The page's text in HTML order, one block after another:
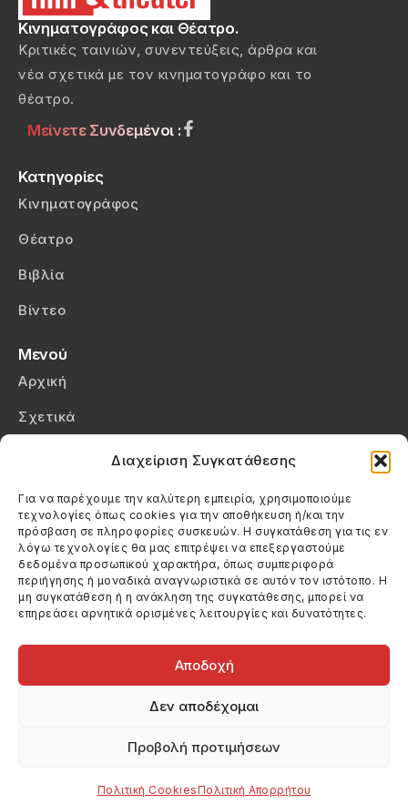
Διαχείριση Συγκατάθεσης
Για να παρέχουμε την καλύτερη εμπειρία, χρησιμοποιούμε
τεχνολογίες όπως cookies για την αποθήκευση ή/και την
πρόσβαση σε πληροφορίες συσκευών. Η συγκατάθεση για τις εν
λόγω τεχνολογίες θα μας επιτρέψει να επεξεργαστούμε
δεδομένα προσωπικού χαρακτήρα, όπως συμπεριφορά
περιήγησης ή μοναδικά αναγνωριστικά σε αυτόν τον ιστότοπο. Η
μη συγκατάθεση ή η ανάκληση της συγκατάθεσης, μπορεί να
επηρεάσει αρνητικά ορισμένες λειτουργίες και δυνατότητες.
Αποδοχή
Δεν αποδέχομαι
Προβολή προτιμήσεων
Πολιτική CookiesΠολιτική Απορρήτου
Κινηματογράφος και Θέατρο.
Κριτικές ταινιών, συνεντεύξεις, άρθρα και
νέα σχετικά με τον κινηματογράφο και το
θέατρο.
Μείνετε Συνδεμένοι :
Κατηγορίες
Κινηματογράφος
Θέατρο
Βιβλία
Βίντεο
Μενού
Αρχική
Σχετικά
Πολιτική Cookies (ΕΕ)
Στοιχεία Επικοινωνίας
Καλεσέ μας
(+30) 6974123481
Στείλε μας email
info@filmandtheater.gr
Copyright 2026 Filmandtheater / All rights reserved